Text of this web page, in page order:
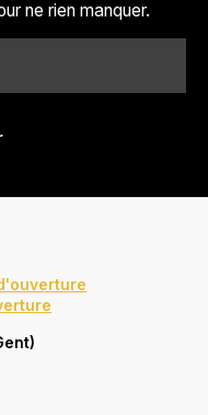
ne rien manquer.